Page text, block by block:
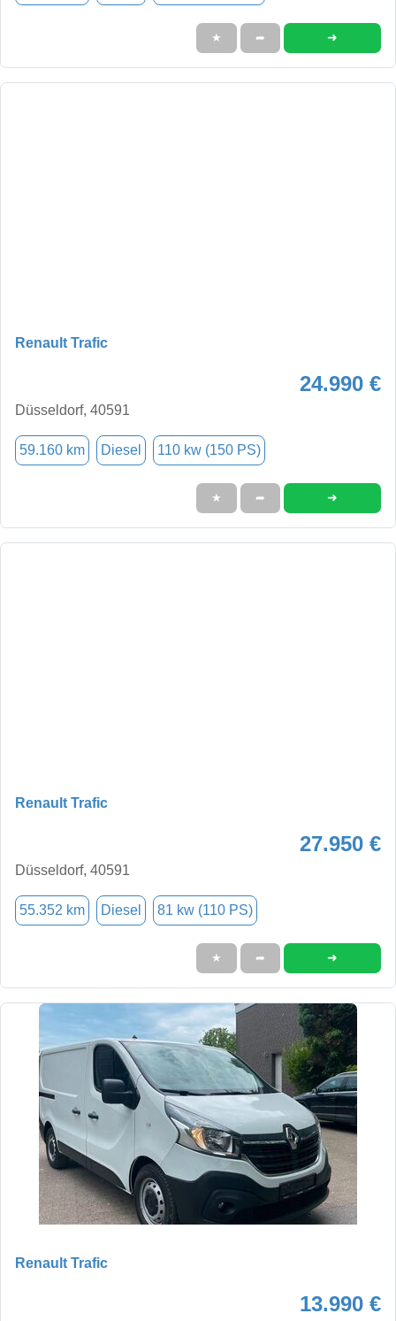
★ ➦ ➜
Renault Trafic
24.990 €
Düsseldorf, 40591
59.160 km Diesel 110 kw (150 PS)
★ ➦ ➜
Renault Trafic
27.950 €
Düsseldorf, 40591
55.352 km Diesel 81 kw (110 PS)
★ ➦ ➜
Renault Trafic
13.990 €